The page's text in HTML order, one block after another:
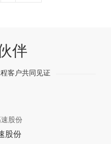
伴
客户共同见证
股份